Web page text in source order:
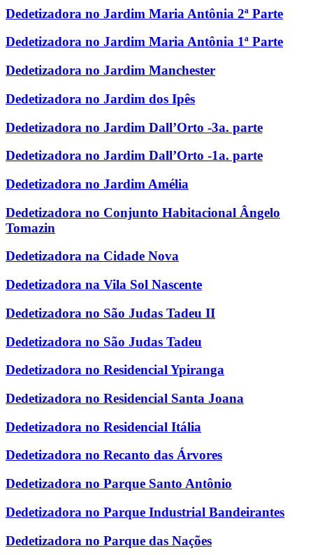
Dedetizadora no Jardim Maria Antônia 2ª Parte
Dedetizadora no Jardim Maria Antônia 1ª Parte
Dedetizadora no Jardim Manchester
Dedetizadora no Jardim dos Ipês
Dedetizadora no Jardim Dall’Orto -3a. parte
Dedetizadora no Jardim Dall’Orto -1a. parte
Dedetizadora no Jardim Amélia
Dedetizadora no Conjunto Habitacional Ângelo
Tomazin
Dedetizadora na Cidade Nova
Dedetizadora na Vila Sol Nascente
Dedetizadora no São Judas Tadeu II
Dedetizadora no São Judas Tadeu
Dedetizadora no Residencial Ypiranga
Dedetizadora no Residencial Santa Joana
Dedetizadora no Residencial Itália
Dedetizadora no Recanto das Árvores
Dedetizadora no Parque Santo Antônio
Dedetizadora no Parque Industrial Bandeirantes
Dedetizadora no Parque das Nações